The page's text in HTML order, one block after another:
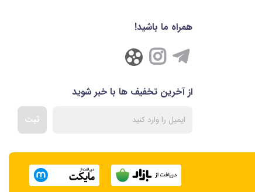
همراه ما باشید!
از آخرین تخفیف ها با خبر شوید
ثبت